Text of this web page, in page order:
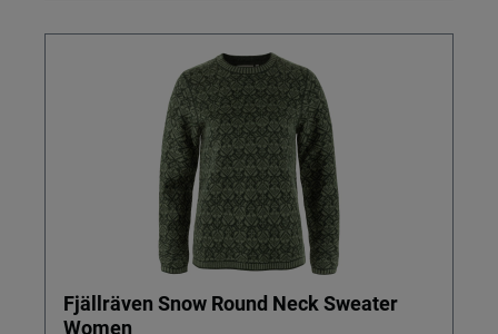
Fjällräven Snow Round Neck Sweater
Women